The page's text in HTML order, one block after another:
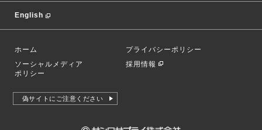
English
ホーム プライバシーポリシー
ソーシャルメディア
ポリシー
採用情報
偽サイトにご注意ください